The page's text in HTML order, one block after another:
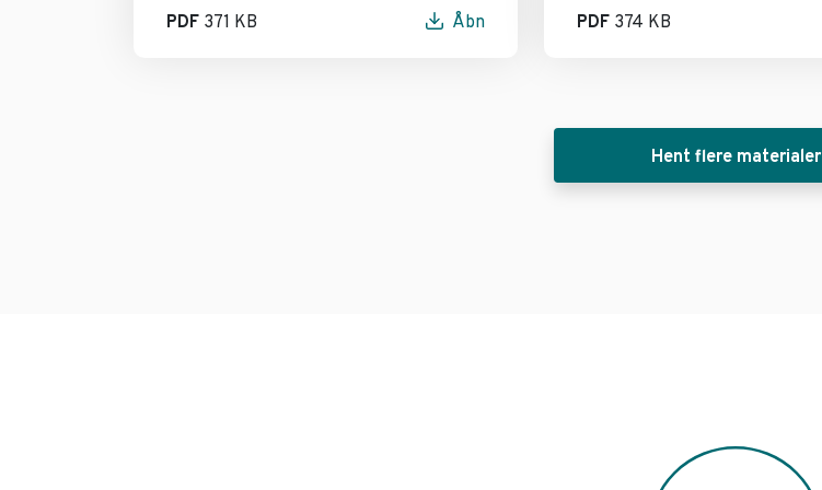
PDF 371 KB Åbn PDF 374 KB
Hent flere materialer